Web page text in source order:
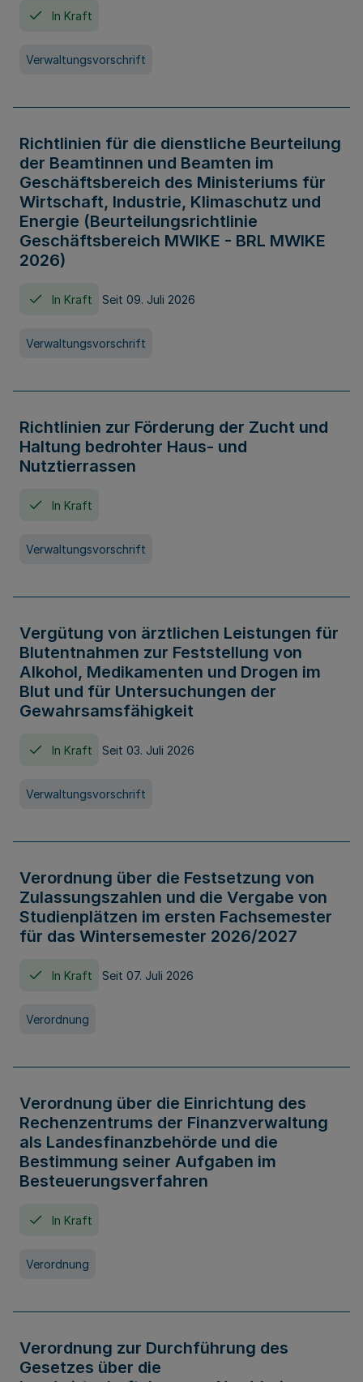
In Kraft
Verwaltungsvorschrift
Richtlinien für die dienstliche Beurteilung
der Beamtinnen und Beamten im
Geschäftsbereich des Ministeriums für
Wirtschaft, Industrie, Klimaschutz und
Energie (Beurteilungsrichtlinie
Geschäftsbereich MWIKE - BRL MWIKE
2026)
In Kraft Seit 09. Juli 2026
Verwaltungsvorschrift
Richtlinien zur Förderung der Zucht und
Haltung bedrohter Haus- und
Nutztierrassen
In Kraft
Verwaltungsvorschrift
Vergütung von ärztlichen Leistungen für
Blutentnahmen zur Feststellung von
Alkohol, Medikamenten und Drogen im
Blut und für Untersuchungen der
Gewahrsamsfähigkeit
In Kraft Seit 03. Juli 2026
Verwaltungsvorschrift
Verordnung über die Festsetzung von
Zulassungszahlen und die Vergabe von
Studienplätzen im ersten Fachsemester
für das Wintersemester 2026/2027
In Kraft Seit 07. Juli 2026
Verordnung
Verordnung über die Einrichtung des
Rechenzentrums der Finanzverwaltung
als Landesfinanzbehörde und die
Bestimmung seiner Aufgaben im
Besteuerungsverfahren
In Kraft
Verordnung
Verordnung zur Durchführung des
Gesetzes über die